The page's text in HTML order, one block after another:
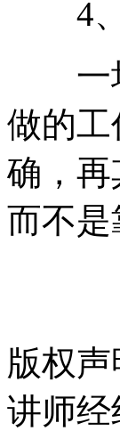
4、
一场
做的
确，
而不
版权
讲师